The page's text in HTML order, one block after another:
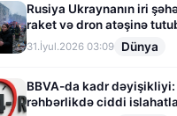
Rusiya Ukraynanın iri
raket və dron atəşinə
31.İyul.2026 03:09 Dünya
BBVA-da kadr dəyişikliyi:
rəhbərlikdə ciddi